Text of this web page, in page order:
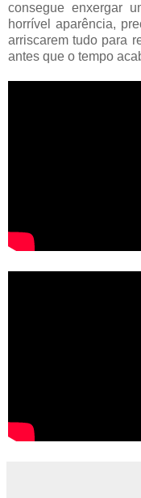
consegue enxergar
horrível aparência,
arriscarem tudo para
antes que o tempo